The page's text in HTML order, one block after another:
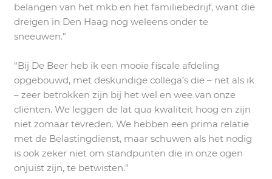
belangen van het mkb en het familiebedrijf, want die
dreigen in Den Haag nog weleens onder te
sneeuwen.”
“Bij De Beer heb ik een mooie fiscale afdeling
opgebouwd, met deskundige collega’s die – net als ik
– zeer betrokken zijn bij het wel en wee van onze
cliënten. We leggen de lat qua kwaliteit hoog en zijn
niet zomaar tevreden. We hebben een prima relatie
met de Belastingdienst, maar schuwen als het nodig
is ook zeker niet om standpunten die in onze ogen
onjuist zijn, te betwisten.”